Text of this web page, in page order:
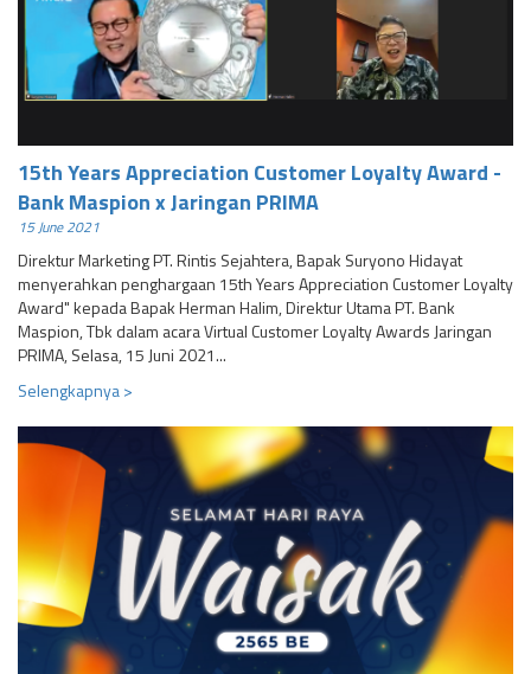
15th Years Appreciation Customer Loyalty Award -
Bank Maspion x Jaringan PRIMA
15 June 2021
Direktur Marketing PT. Rintis Sejahtera, Bapak Suryono Hidayat
menyerahkan penghargaan 15th Years Appreciation Customer Loyalty
Award" kepada Bapak Herman Halim, Direktur Utama PT. Bank
Maspion, Tbk dalam acara Virtual Customer Loyalty Awards Jaringan
PRIMA, Selasa, 15 Juni 2021...
Selengkapnya >